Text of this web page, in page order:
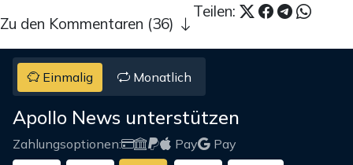
Teilen:
Zu den Kommentaren (36)
Einmalig Monatlich
Apollo News unterstützen
Zahlungsoptionen: Pay
Pay